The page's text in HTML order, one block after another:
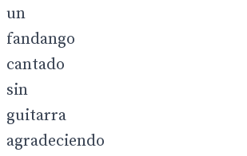
un
fandango
cantado
sin
guitarra
agradeciendo